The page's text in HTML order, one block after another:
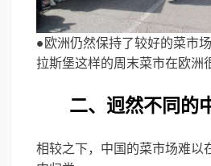
●欧洲仍然保持了较好的菜市
拉斯堡这样的周末菜市在欧洲
二、迥然不同的
相较之下，中国的菜市场难以